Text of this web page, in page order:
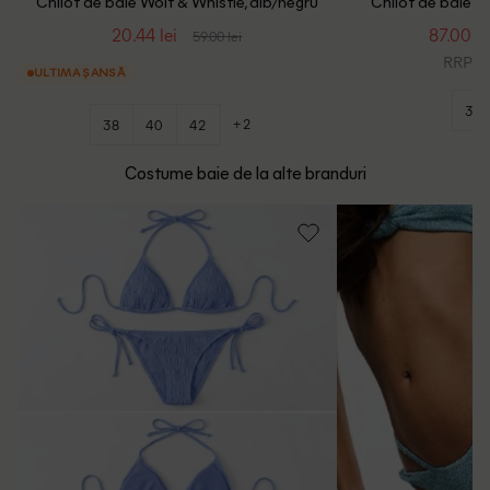
Chilot de baie Wolf & Whistle, alb/negru
20.44 lei 59.00 lei
ULTIMA ȘANSĂ
38 40 42 +2
Chilot de baie
87.00
RRP:
34
Costume baie de la alte branduri